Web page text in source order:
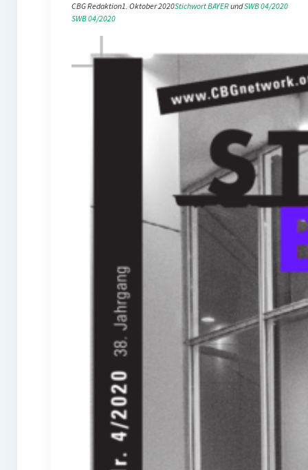
CBG Redaktion1. Oktober 2020Stichwort BAYER und SWB 04/2020
SWB 04/2020